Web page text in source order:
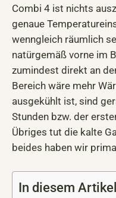
Combi 4 ist nichts
genaue
wenngleich räumlich
natürgemäß vorne im
zumindest direkt an
Bereich wäre mehr
ausgekühlt ist, sind
Stunden bzw. der
Übriges tut die kalte
beides haben wir
In diesem